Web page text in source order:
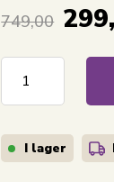
749,00
I lager